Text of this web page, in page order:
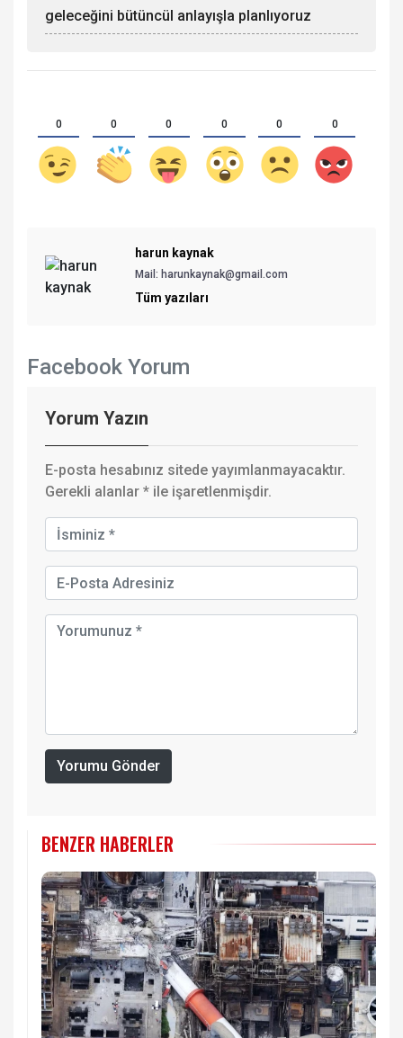
geleceğini bütüncül anlayışla planlıyoruz
0 0 0 0 0 0
harun kaynak
Mail: harunkaynak@gmail.com
Tüm yazıları
Facebook Yorum
Yorum Yazın
E-posta hesabınız sitede yayımlanmayacaktır.
Gerekli alanlar * ile işaretlenmişdir.
Yorumu Gönder
BENZER HABERLER